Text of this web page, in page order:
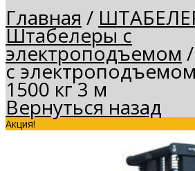
Главная /
Штабелеры с
электроподъемом /
с электроподъемом
1500 кг 3 м
Вернуться назад
Акция!